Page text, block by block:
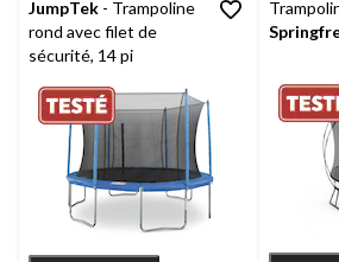
JumpTek - Trampoline
rond avec filet de
sécurité, 14 pi